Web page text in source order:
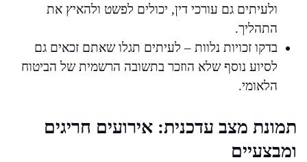
ולעיתים גם עורכי דין, יכולים לפשט ולהאיץ את
התהליך.
בדקו זכויות נלוות – לעיתים תגלו שאתם זכאים גם
לסיוע נוסף שלא הוזכר בתשובה הרשמית של הביטוח
הלאומי.
תמונת מצב עדכנית: אירועים חריגים
ומבצעיים